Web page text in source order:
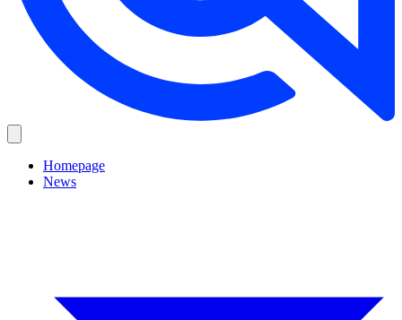
Homepage
News